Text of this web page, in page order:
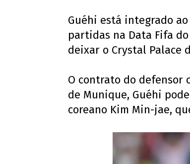
Guéhi está integrado
partidas na Data Fifa
deixar o Crystal Palace
O contrato do defensor
de Munique, Guéhi
coreano Kim Min-jae,